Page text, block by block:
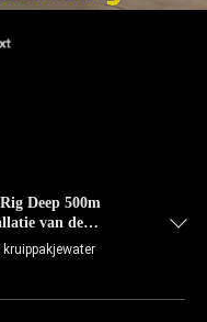
Deep 500m
van de